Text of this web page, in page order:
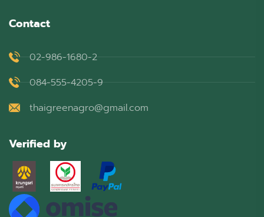
Contact
02-986-1680-2
084-555-4205-9
thaigreenagro@gmail.com
Verified by